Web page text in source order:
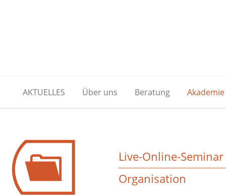
AKTUELLES Über uns Beratung Akademie
Live-Online-Seminar
Organisation